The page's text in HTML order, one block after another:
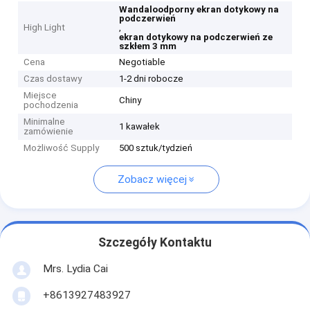
High Light
Wandaloodporny ekran dotykowy na
podczerwień
,
ekran dotykowy na podczerwień ze
szkłem 3 mm
Cena
Negotiable
Czas dostawy
1-2 dni robocze
Miejsce
pochodzenia
Chiny
Minimalne
zamówienie
1 kawałek
Możliwość Supply 500 sztuk/tydzień
Zobacz więcej
Szczegóły Kontaktu
Mrs. Lydia Cai
+8613927483927